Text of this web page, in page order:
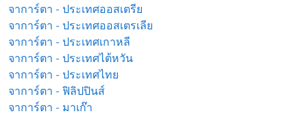
จาการ์ตา - ประเทศออสเตรีย
จาการ์ตา - ประเทศออสเตรเลีย
จาการ์ตา - ประเทศเกาหลี
จาการ์ตา - ประเทศไต้หวัน
จาการ์ตา - ประเทศไทย
จาการ์ตา - ฟิลิปปินส์
จาการ์ตา - มาเก๊า